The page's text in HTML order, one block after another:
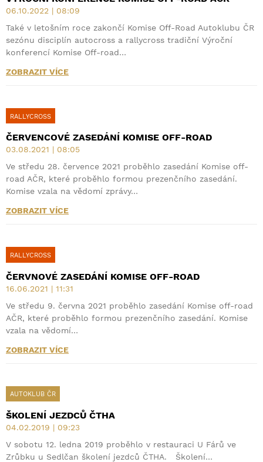
06.10.2022 | 08:09
Také v letošním roce zakončí Komise Off-Road Autoklubu ČR
sezónu disciplín autocross a rallycross tradiční Výroční
konferencí Komise Off-road…
ZOBRAZIT VÍCE
RALLYCROSS
ČERVENCOVÉ ZASEDÁNÍ KOMISE OFF-ROAD
03.08.2021 | 08:05
Ve středu 28. července 2021 proběhlo zasedání Komise off-
road AČR, které proběhlo formou prezenčního zasedání.
Komise vzala na vědomí zprávy…
ZOBRAZIT VÍCE
RALLYCROSS
ČERVNOVÉ ZASEDÁNÍ KOMISE OFF-ROAD
16.06.2021 | 11:31
Ve středu 9. června 2021 proběhlo zasedání Komise off-road
AČR, které proběhlo formou prezenčního zasedání. Komise
vzala na vědomí…
ZOBRAZIT VÍCE
AUTOKLUB ČR
ŠKOLENÍ JEZDCŮ ČTHA
04.02.2019 | 09:23
V sobotu 12. ledna 2019 proběhlo v restauraci U Fárů ve
Zrůbku u Sedlčan školení jezdců ČTHA. Školení…